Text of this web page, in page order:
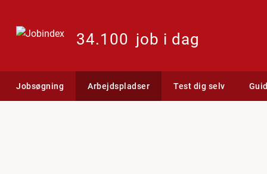
34.100 job i dag
Jobsøgning Arbejdspladser Test dig selv